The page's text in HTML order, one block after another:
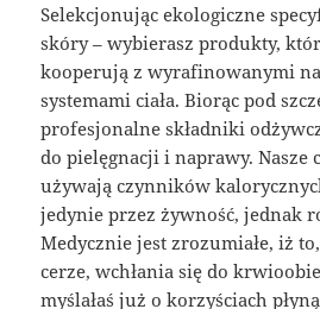
Selekcjonując ekologiczne
skóry – wybierasz produkty,
kooperują z wyrafinowanymi
systemami ciała. Biorąc pod
profesjonalne składniki
do pielęgnacji i naprawy. Nasze
używają czynników
jedynie przez żywność, jednak
Medycznie jest zrozumiałe, iż
cerze, wchłania się do
myślałaś już o korzyściach